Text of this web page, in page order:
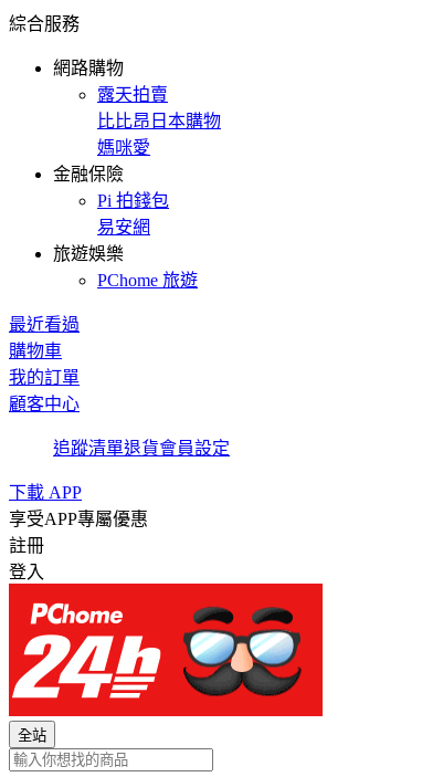
綜合服務
網路購物
露天拍賣
比比昂日本購物
媽咪愛
金融保險
Pi 拍錢包
易安網
旅遊娛樂
PChome 旅遊
最近看過
購物車
我的訂單
顧客中心
追蹤清單退貨會員設定
下載 APP
享受APP專屬優惠
註冊
登入
全站